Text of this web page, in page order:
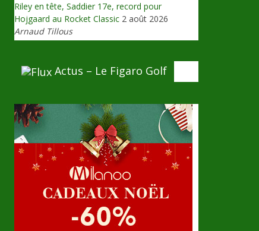
Riley en tête, Saddier 17e, record pour
Hojgaard au Rocket Classic 2 août 2026
Arnaud Tillous
Actus – Le Figaro Golf